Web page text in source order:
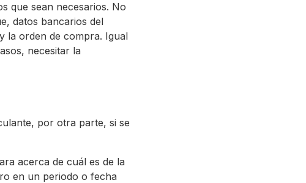
que sean necesarios. No
datos bancarios del
la orden de compra. Igual
necesitar la
por otra parte, si se
acerca de cuál es de la
en un periodo o fecha